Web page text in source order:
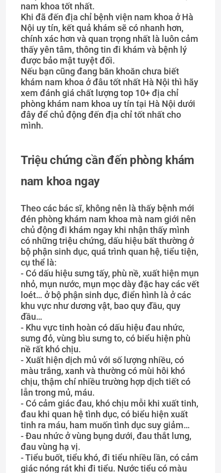
nam khoa tốt nhất.
Khi đã đến địa chỉ bệnh viện nam khoa ở Hà
Nội uy tín, kết quả khám sẽ có nhanh hơn,
chính xác hơn và quan trọng nhất là luôn cảm
thấy yên tâm, thông tin đi khám và bệnh lý
được bảo mật tuyệt đối.
Nếu bạn cũng đang băn khoăn chưa biết
khám nam khoa ở đâu tốt nhất Hà Nội thì hãy
xem đánh giá chất lượng top 10+ địa chỉ
phòng khám nam khoa uy tín tại Hà Nội dưới
đây để chủ động đến địa chỉ tốt nhất cho
mình.
Triệu chứng cần đến phòng khám
nam khoa ngay
Theo các bác sĩ, không nên là thấy bệnh mới
đén phòng khám nam khoa mà nam giới nên
chủ động đi khám ngay khi nhận thấy mình
có những triệu chứng, dấu hiệu bất thường ở
bộ phận sinh dục, quá trình quan hệ, tiểu tiện,
cụ thể là:
- Có dấu hiệu sưng tấy, phù nề, xuất hiện mụn
nhỏ, mụn nước, mụn mọc dày đặc hay các vết
loét… ở bộ phận sinh dục, điển hình là ở các
khu vực như dương vật, bao quy đầu, quy
đầu…
- Khu vực tinh hoàn có dấu hiệu đau nhức,
sưng đỏ, vùng bìu sưng to, có biểu hiện phù
nề rất khó chịu.
- Xuất hiện dịch mủ với số lượng nhiều, có
màu trắng, xanh và thường có mùi hôi khó
chịu, thậm chí nhiều trường hợp dịch tiết có
lẫn trong mủ, máu.
- Có cảm giác đau, khó chịu mỗi khi xuất tinh,
đau khi quan hệ tình dục, có biểu hiện xuất
tinh ra máu, ham muốn tình dục suy giảm…
- Đau nhức ở vùng bụng dưới, đau thắt lưng,
đau vùng hạ vị.
- Tiểu buốt, tiểu khó, đi tiểu nhiều lần, có cảm
giác nóng rát khi đi tiểu. Nước tiểu có màu